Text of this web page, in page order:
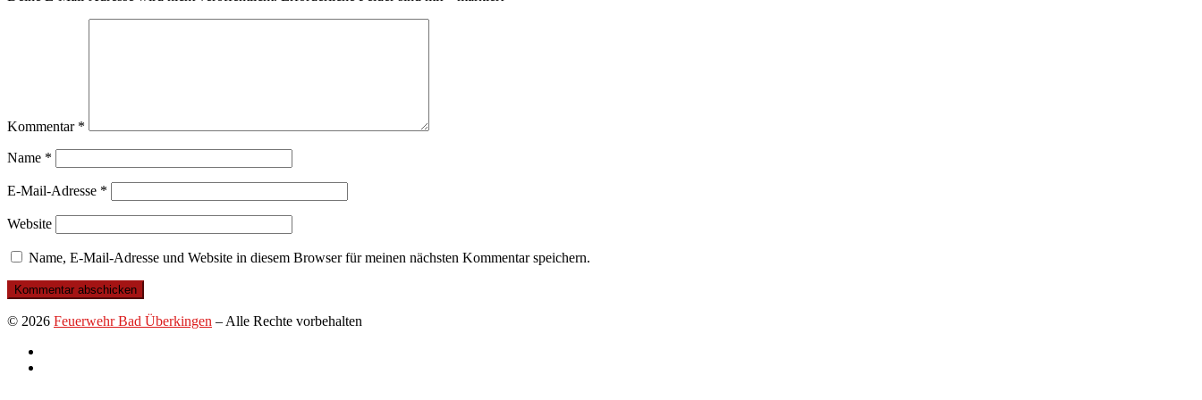
Kommentar *
Name *
E-Mail-Adresse *
Website
Name, E-Mail-Adresse und Website in diesem Browser für meinen nächsten Kommentar speichern.
© 2026 Feuerwehr Bad Überkingen – Alle Rechte vorbehalten